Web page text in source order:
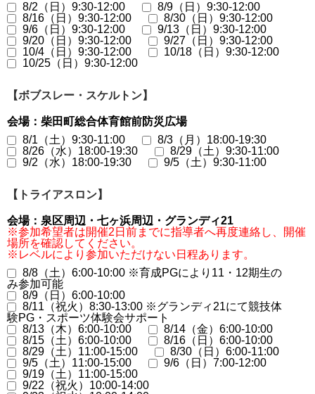
8/2（日）9:30-12:00
8/9（日）9:30-12:00
8/16（日）9:30-12:00
8/30（日）9:30-12:00
9/6（日）9:30-12:00
9/13（日）9:30-12:00
9/20（日）9:30-12:00
9/27（日）9:30-12:00
10/4（日）9:30-12:00
10/18（日）9:30-12:00
10/25（日）9:30-12:00
【ボブスレー・スケルトン】
会場：柴田町総合体育館前防災広場
8/1（土）9:30-11:00
8/3（月）18:00-19:30
8/26（水）18:00-19:30
8/29（土）9:30-11:00
9/2（水）18:00-19:30
9/5（土）9:30-11:00
【トライアスロン】
会場：泉区周辺・七ヶ浜周辺・グランディ21
※参加希望者は開催2日前までに指導者へ再度連絡し、開催
場所を確認してください。
※レベルにより参加いただけない日程あります。
8/8（土）6:00-10:00 ※育成PGにより11・12期生の
み参加可能
8/9（日）6:00-10:00
8/11（祝火）8:30-13:00 ※グランディ21にて競技体
験PG・スポーツ体験会サポート
8/13（木）6:00-10:00
8/14（金）6:00-10:00
8/15（土）6:00-10:00
8/16（日）6:00-10:00
8/29（土）11:00-15:00
8/30（日）6:00-11:00
9/5（土）11:00-15:00
9/6（日）7:00-12:00
9/19（土）11:00-15:00
9/22（祝火）10:00-14:00